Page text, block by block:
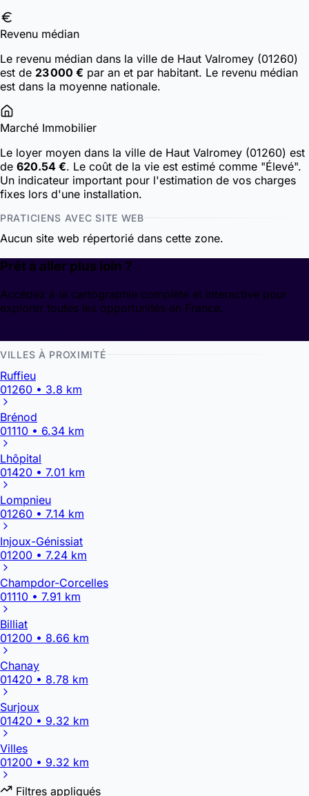
Revenu médian
Le revenu médian dans la ville de Haut Valromey (01260)
est de 23 000 € par an et par habitant. Le revenu médian
est dans la moyenne nationale.
Marché Immobilier
Le loyer moyen dans la ville de Haut Valromey (01260) est
de 620.54 €. Le coût de la vie est estimé comme "Élevé".
Un indicateur important pour l'estimation de vos charges
fixes lors d'une installation.
PRATICIENS AVEC SITE WEB
Aucun site web répertorié dans cette zone.
Prêt à aller plus loin ?
Accédez à la cartographie complète et interactive pour
explorer toutes les opportunités en France.
VILLES À PROXIMITÉ
Ruffieu
01260 • 3.8 km
Brénod
01110 • 6.34 km
Lhôpital
01420 • 7.01 km
Lompnieu
01260 • 7.14 km
Injoux-Génissiat
01200 • 7.24 km
Champdor-Corcelles
01110 • 7.91 km
Billiat
01200 • 8.66 km
Chanay
01420 • 8.78 km
Surjoux
01420 • 9.32 km
Villes
01200 • 9.32 km
Filtres appliqués